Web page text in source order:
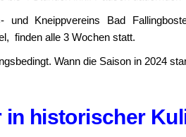
und Kneippvereins Bad
finden alle 3 Wochen statt.
Wann die Saison in 2024
in historischer